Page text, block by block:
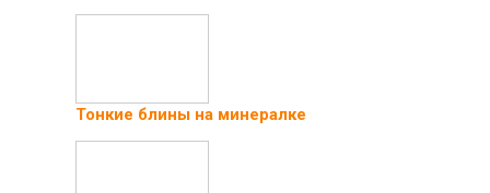
Тонкие блины на минералке